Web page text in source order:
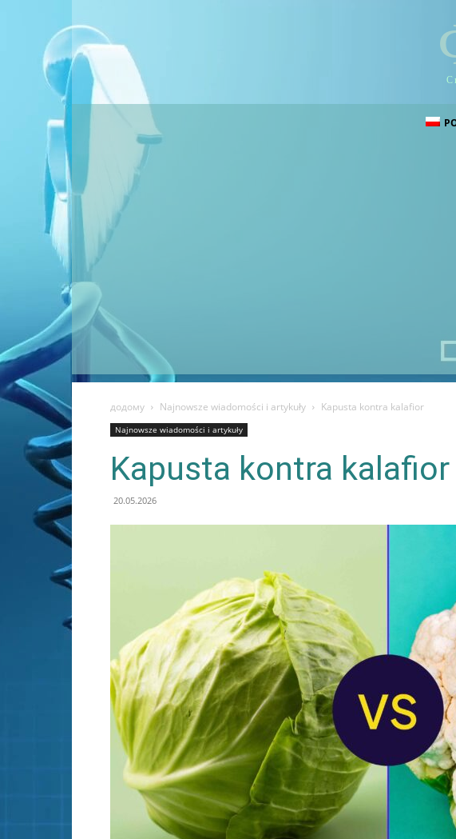
додому Najnowsze wiadomości i artykuły Kapusta kontra kalafior
Najnowsze wiadomości i artykuły
Kapusta kontra kalafior
20.05.2026